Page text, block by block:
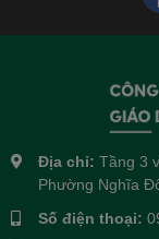
Địa chỉ: Tầng 3
Phường Nghĩa
Số điện thoại: